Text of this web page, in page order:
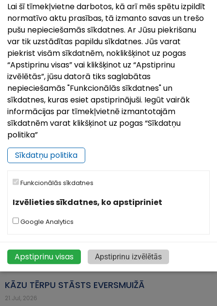
Pilsētas svētki`26 | Ludzai 849
26.Jul, 2026
Kā ierasts, augusta otrajā nedēļas nogalē uz svētkiem
aicina senākā Latvijas pilsēta – Ludza! Šogad Ludza
svin savu 849. dzimšanas dienu, un no 7. līdz 9.
augustam pilsēta būs piepildīta
KĀZU TĒRPU STĀSTS EVERSMUIŽĀ
21.Jul, 2026
Lai šī tīmekļvietne darbotos, kā arī mēs spētu izpildīt
normatīvo aktu prasības, tā izmanto savas un trešo
pušu nepieciešamās sīkdatnes. Ar Jūsu piekrišanu
var tik uzstādītas papildu sīkdatnes. Jūs varat
piekrist visām sīkdatnēm, noklikšķinot uz pogas
“Apstiprinu visas” vai klikšķinot uz “Apstiprinu
izvēlētās”, jūsu datorā tiks saglabātas
nepieciešamās "Funkcionālās sīkdatnes" un
sīkdatnes, kuras esiet apstiprinājuši. Iegūt vairāk
informācijas par tīmekļvietnē izmantotajām
sīkdatnēm varat klikšķinot uz pogas “Sīkdatņu
politika”
Sīkdatņu politika
Funkcionālās sīkdatnes
Izvēlieties sīkdatnes, ko apstipriniet
Google Analytics
Apstiprinu visas Apstiprinu izvēlētās